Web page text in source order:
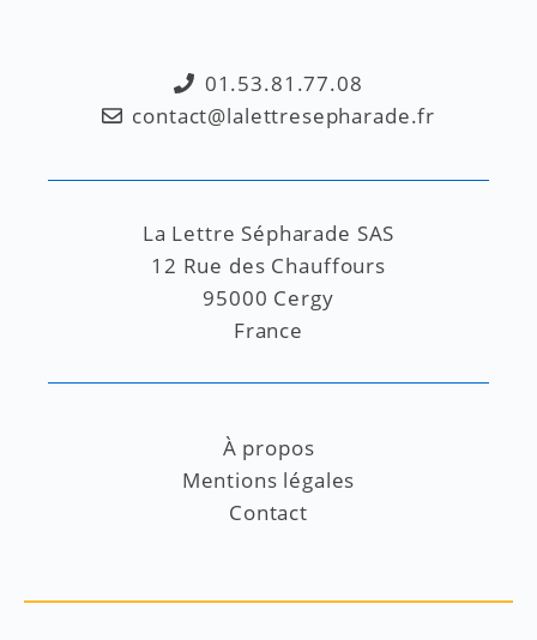
01.53.81.77.08
contact@lalettresepharade.fr
La Lettre Sépharade SAS
12 Rue des Chauffours
95000 Cergy
France
À propos
Mentions légales
Contact